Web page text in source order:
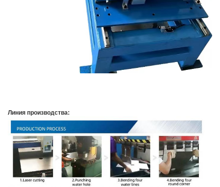
Линия производства: